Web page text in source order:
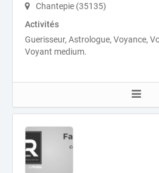
Chantepie (35135)
Activités
Guerisseur, Astrologue, Voyance,
Voyant medium.